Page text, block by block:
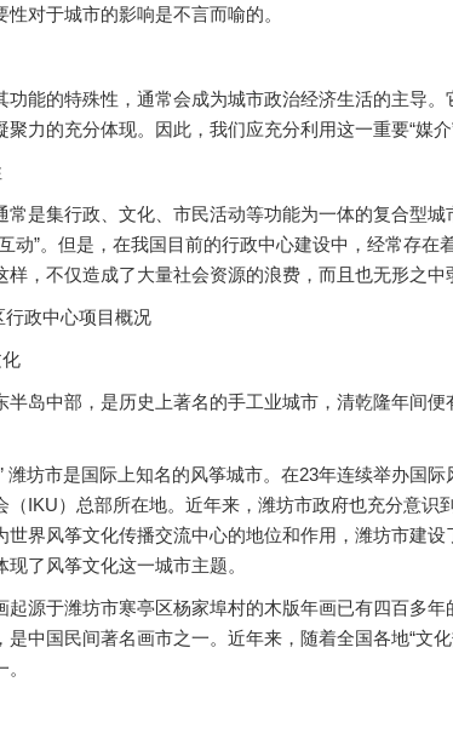
性对于城市的影响是不言而喻的。
的特殊性，通常会成为城市政治经济生活的主导。
力的充分体现。因此，我们应充分利用这一重要“媒
集行政、文化、市民活动等功能为一体的复合型城
动”。但是，在我国目前的行政中心建设中，经常存
样，不仅造成了大量社会资源的浪费，而且也无形之中
政中心项目概况
中部，是历史上著名的手工业城市，清乾隆年间便
坊市是国际上知名的风筝城市。在23年连续举办国际
（IKU）总部所在地。近年来，潍坊市政府也充分意识
世界风筝文化传播交流中心的地位和作用，潍坊市建
了风筝文化这一城市主题。
于潍坊市寒亭区杨家埠村的木版年画已有四百多年
是中国民间著名画市之一。近年来，随着全国各地“文